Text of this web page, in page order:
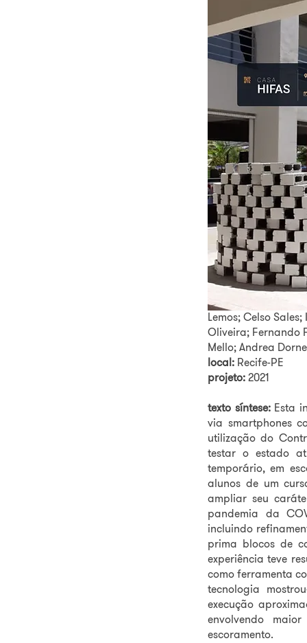
A CASA HIFAS:
obras
FICHA TÉCNICA
autora/
Católica de
integrantes:Victor
André Figueiredo
colaboradores:
Lemos; Celso
Oliveira; Fernando
Mello; Andrea
local: Recife-PE
projeto:2021
texto síntese:Esta
via smartphones
utilização do
testar o estado
temporário, em
alunos de um
ampliar seu
pandemia da
incluindo
prima blocos de
experiência teve
como ferramenta
tecnologia
execução
envolvendo
escoramento.